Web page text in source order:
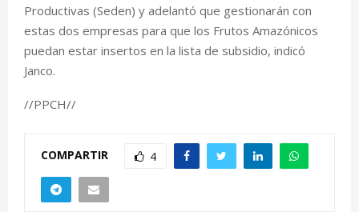
Productivas (Seden) y adelantó que gestionarán con
estas dos empresas para que los Frutos Amazónicos
puedan estar insertos en la lista de subsidio, indicó
Janco.
//PPCH//
COMPARTIR 4